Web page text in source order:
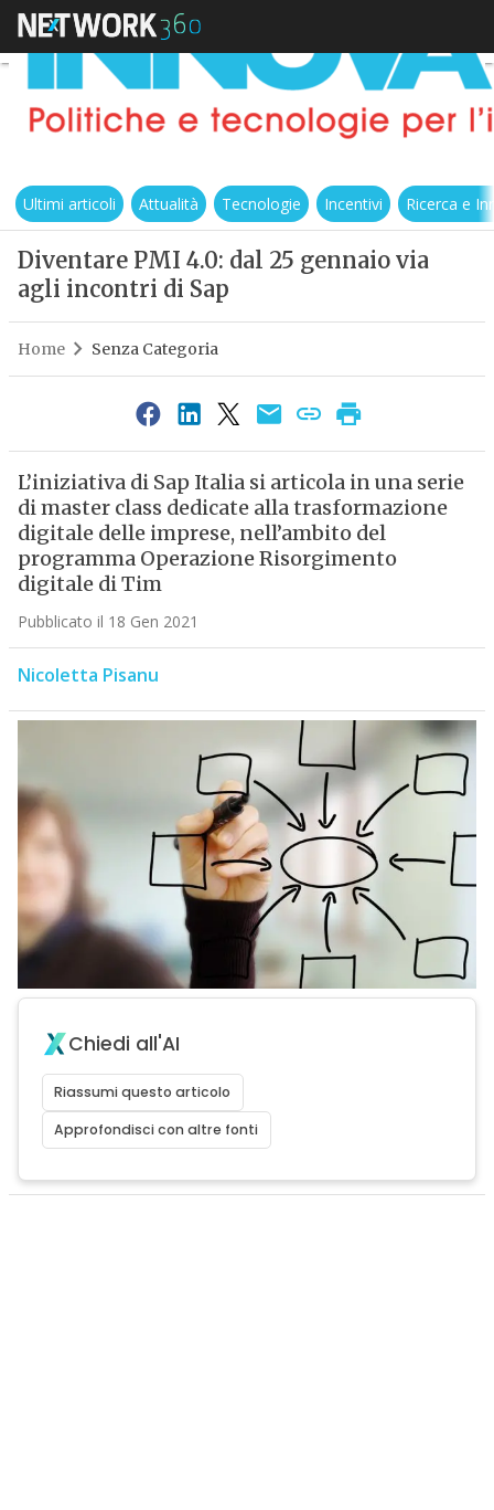
Ultimi articoli Attualità Tecnologie Incentivi Ricerca e
Diventare PMI 4.0: dal 25 gennaio via
agli incontri di Sap
Home Senza Categoria
L’iniziativa di Sap Italia si articola in una serie
di master class dedicate alla trasformazione
digitale delle imprese, nell’ambito del
programma Operazione Risorgimento
digitale di Tim
Pubblicato il 18 Gen 2021
Nicoletta Pisanu
Chiedi all'AI
Riassumi questo articolo
Approfondisci con altre fonti